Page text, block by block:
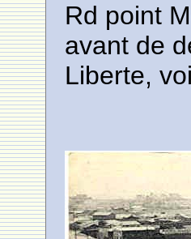
Rd point
avant de
Liberte,